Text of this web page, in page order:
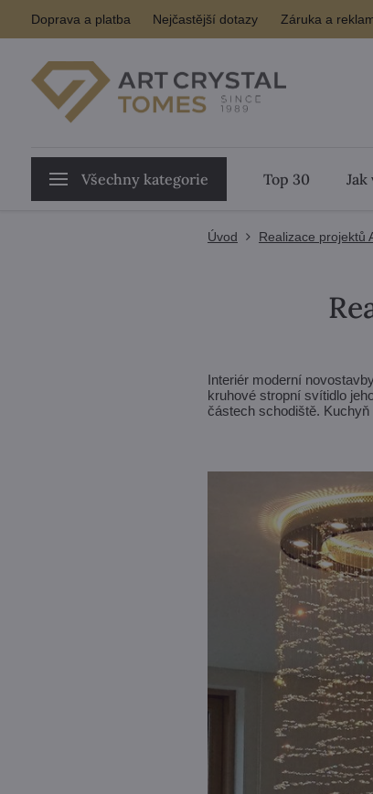
Doprava a platba Nejčastější dotazy Záruka a
Všechny kategorie Top 30
Úvod Realizace projektů
Interiér moderní
kruhové stropní svítidlo
částech schodiště.